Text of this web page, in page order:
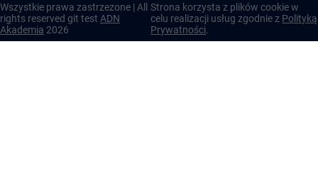
Wszystkie prawa zastrzezone | All
rights reserved git test ADN
Akademia 2026
Strona korzysta z plików cookie w
celu realizacji usług zgodnie z Polityką
Prywatności.